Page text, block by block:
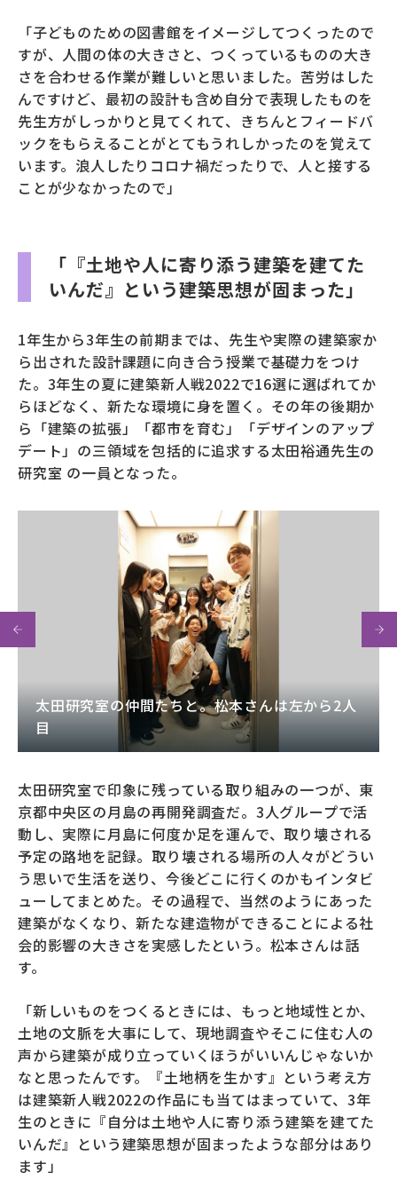
「子どものための図書館をイメージしてつくったので
すが、人間の体の大きさと、つくっているものの大き
さを合わせる作業が難しいと思いました。苦労はした
んですけど、最初の設計も含め自分で表現したものを
先生方がしっかりと見てくれて、きちんとフィードバ
ックをもらえることがとてもうれしかったのを覚えて
います。浪人したりコロナ禍だったりで、人と接する
ことが少なかったので」
「『土地や人に寄り添う建築を建てた
いんだ』という建築思想が固まった」
1年生から3年生の前期までは、先生や実際の建築家か
ら出された設計課題に向き合う授業で基礎力をつけ
た。3年生の夏に建築新人戦2022で16選に選ばれてか
らほどなく、新たな環境に身を置く。その年の後期か
ら「建築の拡張」「都市を育む」「デザインのアップ
デート」の三領域を包括的に追求する太田裕通先生の
研究室 の一員となった。
太田研究室の仲間たちと。松本さんは左から2人
目
太田研究室で印象に残っている取り組みの一つが、東
京都中央区の月島の再開発調査だ。3人グループで活
動し、実際に月島に何度か足を運んで、取り壊される
予定の路地を記録。取り壊される場所の人々がどうい
う思いで生活を送り、今後どこに行くのかもインタビ
ューしてまとめた。その過程で、当然のようにあった
建築がなくなり、新たな建造物ができることによる社
会的影響の大きさを実感したという。松本さんは話
す。
「新しいものをつくるときには、もっと地域性とか、
土地の文脈を大事にして、現地調査やそこに住む人の
声から建築が成り立っていくほうがいいんじゃないか
なと思ったんです。『土地柄を生かす』という考え方
は建築新人戦2022の作品にも当てはまっていて、3年
生のときに『自分は土地や人に寄り添う建築を建てた
いんだ』という建築思想が固まったような部分はあり
ます」